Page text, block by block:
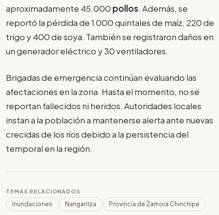
aproximadamente 45.000 pollos. Además, se
reportó la pérdida de 1 000 quintales de maíz, 220 de
trigo y 400 de soya. También se registraron daños en
un generador eléctrico y 30 ventiladores.
Brigadas de emergencia continúan evaluando las
afectaciones en la zona. Hasta el momento, no se
reportan fallecidos ni heridos. Autoridades locales
instan a la población a mantenerse alerta ante nuevas
crecidas de los ríos debido a la persistencia del
temporal en la región.
TEMAS RELACIONADOS
Inundaciones Nangaritza Provincia de Zamora Chinchipe